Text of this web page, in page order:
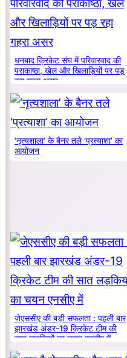
धनबाद क्रिकेट संघ में परिवारवाद की
पराकाष्ठा, खेल और खिलाड़ियों पर पड़
रहा गहरा असर
‘नृत्यशाला’ के बैनर तले ‘प्रत्याशा’ का
आयोजन
जेएससीए की बड़ी सफलता : पहली बार
झारखंड अंडर-19 क्रिकेट टीम की
सात लड़कियों का चयन एनसीए में